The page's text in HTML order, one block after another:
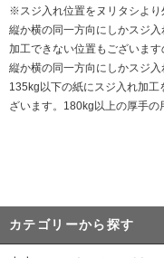
※スジ入れ位置をヌリタシより
縦か横の同一方向にしかスジ入
加工できない位置もございま
縦か横の同一方向にしかスジ入
135kg以下の紙にスジ入れ加
ざいます。180kg以上の厚手の
カテゴリーから探す